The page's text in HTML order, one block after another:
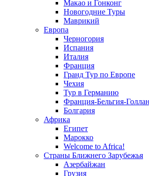
Макао и Гонконг
Новогодние Туры
Маврикий
Европа
Черногория
Испания
Италия
Франция
Гранд Тур по Европе
Чехия
Тур в Германию
Франция-Бельгия-
Болгария
Африка
Египет
Марокко
Welcome to Africa!
Страны Ближнего Зарубежья
Азербайжан
Грузия